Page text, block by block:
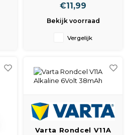
een hoge betrouwbaarheid.
oplaadbaar een heeft een
€11,99
Bekijk voorraad
Vergelijk
Varta Rondcel V11A